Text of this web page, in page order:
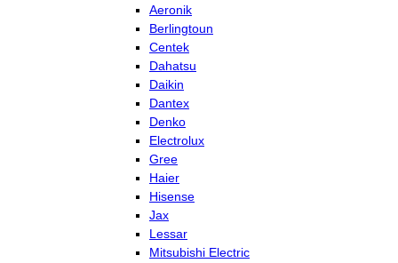
Aeronik
Berlingtoun
Centek
Dahatsu
Daikin
Dantex
Denko
Electrolux
Gree
Haier
Hisense
Jax
Lessar
Mitsubishi Electric